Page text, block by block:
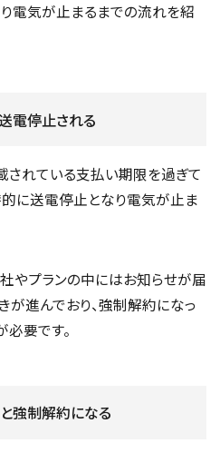
電気が止まるまでの流れを紹
電停止される
されている支払い期限を過ぎて
に送電停止となり電気が止ま
やプランの中にはお知らせが届
進んでおり、強制解約になっ
要です。
強制解約になる